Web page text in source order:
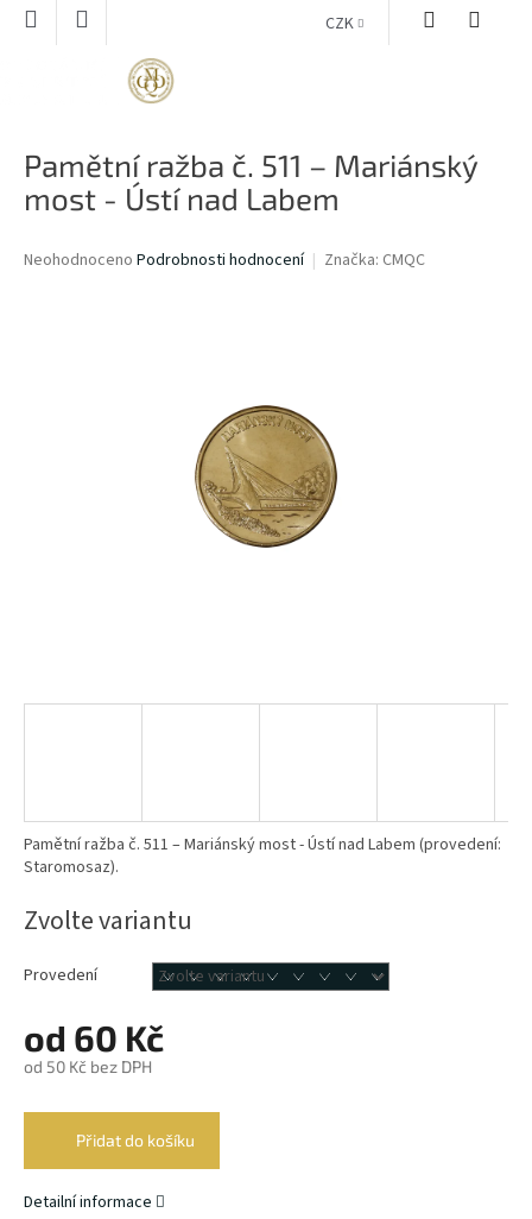
Přejít
CZK
Pamětní ražba č. 511 – Mariánský
most - Ústí nad Labem
Průměrné
Neohodnoceno Podrobnosti hodnocení Značka: CMQC
od 60 Kč
od 50 Kč bez DPH
Zvolte variantu
Provedení
Přidat do košíku
Pamětní ražba č. 511 – Mariánský most - Ústí nad Labem (provedení:
Staromosaz).
Detailní informace